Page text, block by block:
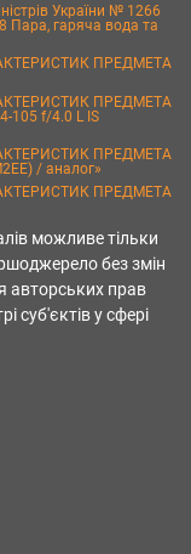
України № 1266
Пара, гаряча вода та
ПРЕДМЕТА
ПРЕДМЕТА
105 f/4.0 L IS
ПРЕДМЕТА
/ аналог»
ПРЕДМЕТА
можливе тільки
без змін
авторських прав
суб'єктів у сфері